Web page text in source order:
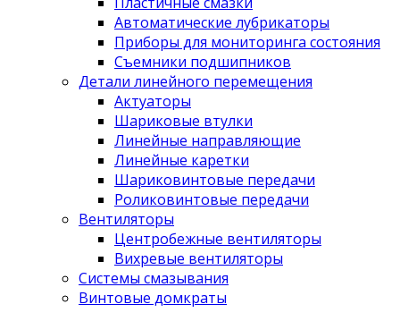
Автоматические лубрикаторы
Приборы для мониторинга состояния
Съемники подшипников
Детали линейного перемещения
Актуаторы
Шариковые втулки
Линейные направляющие
Линейные каретки
Шариковинтовые передачи
Роликовинтовые передачи
Вентиляторы
Центробежные вентиляторы
Вихревые вентиляторы
Системы смазывания
Винтовые домкраты